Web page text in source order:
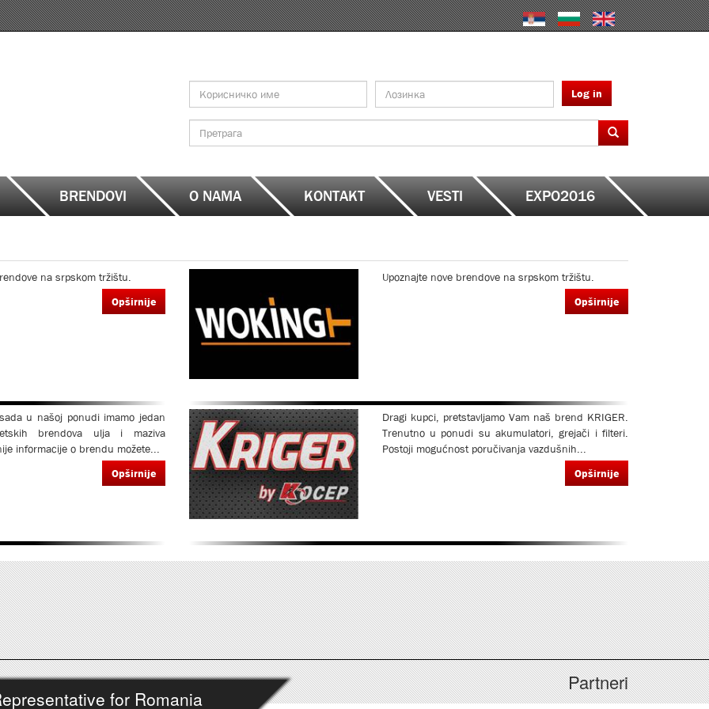
Log in
Search
BRENDOVI O NAMA KONTAKT VESTI EXPO2016
na srpskom tržištu.
Opširnije
Upoznajte nove brendove na srpskom tržištu.
Opširnije
u našoj ponudi imamo jedan
brendova ulja i maziva
informacije o brendu možete...
Opširnije
Dragi kupci, pretstavljamo Vam naš brend KRIGER.
Trenutno u ponudi su akumulatori, grejači i filteri.
Postoji mogućnost poručivanja vazdušnih...
Opširnije
Partneri
for Romania